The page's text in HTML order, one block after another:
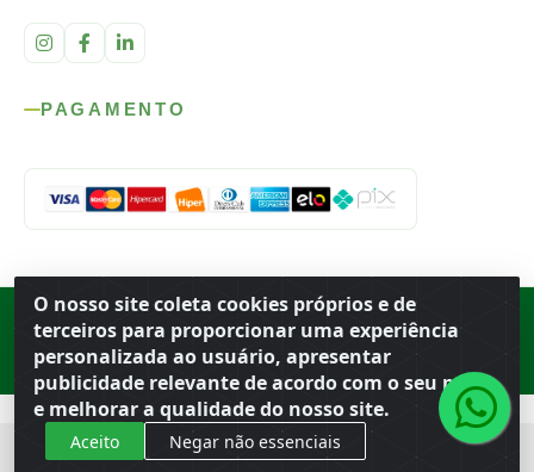
O nosso site coleta cookies próprios e de
terceiros para proporcionar uma experiência
personalizada ao usuário, apresentar
publicidade relevante de acordo com o seu perfil
e melhorar a qualidade do nosso site.
Aceito
Negar não essenciais
PAGAMENTO
Porto Ferreira ·BR
· CNPJ 56.679.863/0001-91
© 2026 Atacado Ideal